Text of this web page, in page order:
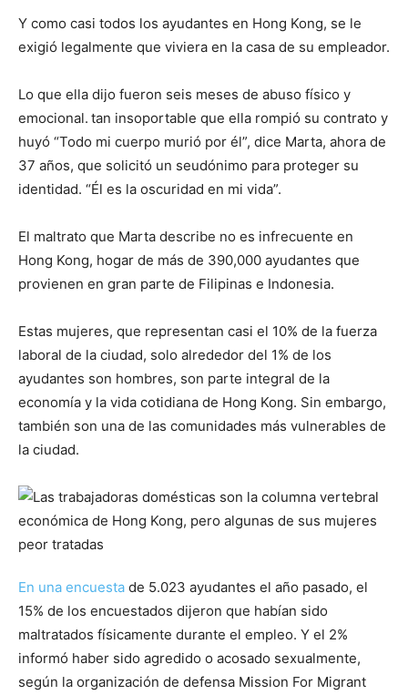
Y como casi todos los ayudantes en Hong Kong, se le
exigió legalmente que viviera en la casa de su empleador.
Lo que ella dijo fueron seis meses de abuso físico y
emocional. tan insoportable que ella rompió su contrato y
huyó “Todo mi cuerpo murió por él”, dice Marta, ahora de
37 años, que solicitó un seudónimo para proteger su
identidad. “Él es la oscuridad en mi vida”.
El maltrato que Marta describe no es infrecuente en
Hong Kong, hogar de más de 390,000 ayudantes que
provienen en gran parte de Filipinas e Indonesia.
Estas mujeres, que representan casi el 10% de la fuerza
laboral de la ciudad, solo alrededor del 1% de los
ayudantes son hombres, son parte integral de la
economía y la vida cotidiana de Hong Kong. Sin embargo,
también son una de las comunidades más vulnerables de
la ciudad.
En una encuesta de 5.023 ayudantes el año pasado, el
15% de los encuestados dijeron que habían sido
maltratados físicamente durante el empleo. Y el 2%
informó haber sido agredido o acosado sexualmente,
según la organización de defensa Mission For Migrant